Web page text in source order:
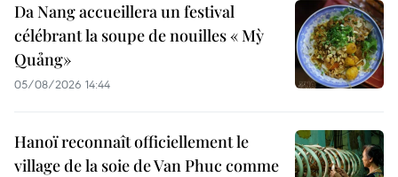
Da Nang accueillera un festival
célébrant la soupe de nouilles « Mỳ
Quảng»
05/08/2026 14:44
Hanoï reconnaît officiellement le
village de la soie de Van Phuc comme